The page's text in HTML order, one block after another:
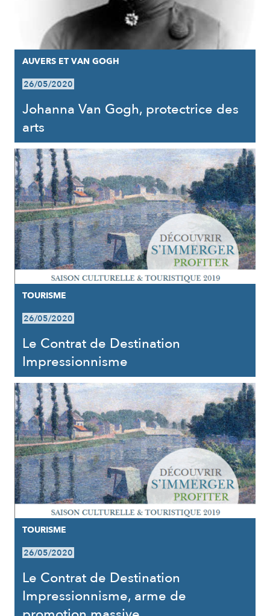
AUVERS ET VAN GOGH
26/05/2020
Johanna Van Gogh, protectrice des
arts
TOURISME
26/05/2020
Le Contrat de Destination
Impressionnisme
TOURISME
26/05/2020
Le Contrat de Destination
Impressionnisme, arme de